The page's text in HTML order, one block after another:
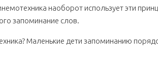
наоборот использует эти
запоминание слов.
Маленькие дети запоминанию